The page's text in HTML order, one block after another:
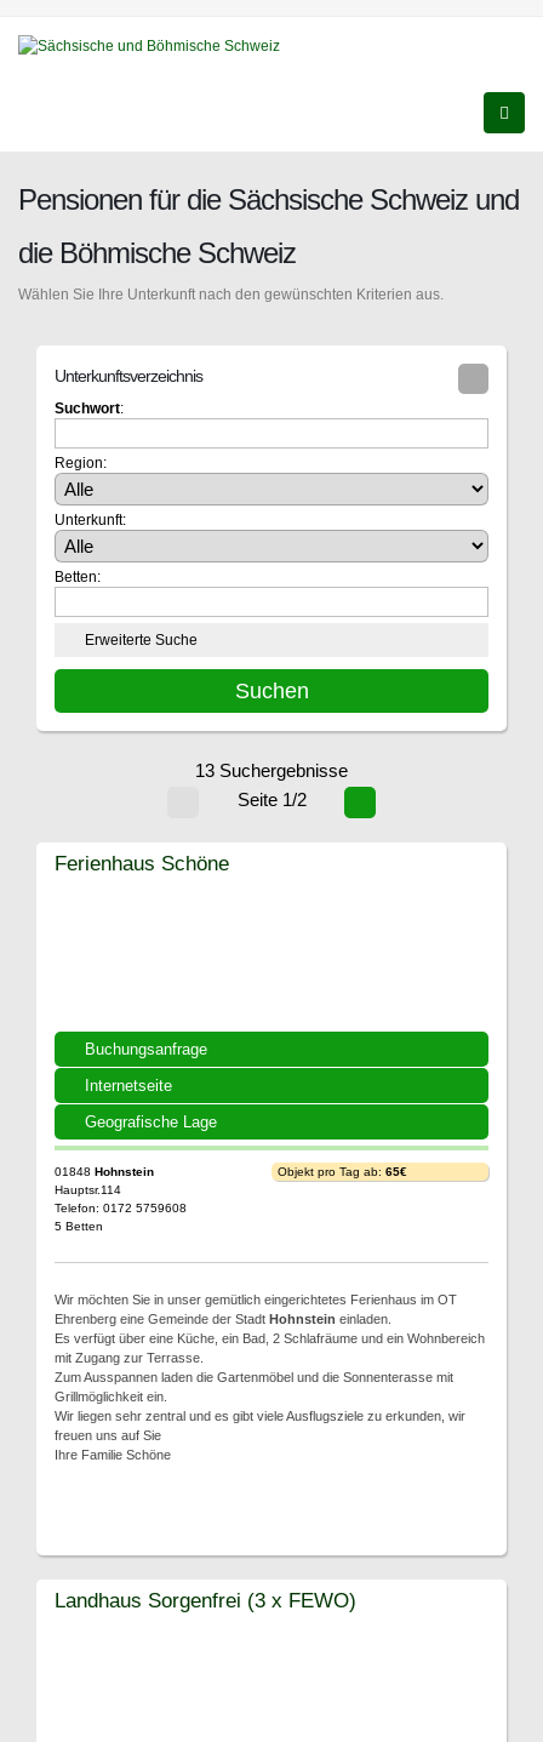
Pensionen für die Sächsische Schweiz und
die Böhmische Schweiz
Wählen Sie Ihre Unterkunft nach den gewünschten Kriterien aus.
Unterkunftsverzeichnis
Suchwort:
Region:
Unterkunft:
Betten:
Erweiterte Suche
13 Suchergebnisse
Seite 1/2
Buchungsanfrage
Internetseite
Geografische Lage
Ferienhaus Schöne
01848 Hohnstein
Hauptsr.114
Telefon: 0172 5759608
5 Betten
Objekt pro Tag ab: 65€
Wir möchten Sie in unser gemütlich eingerichtetes Ferienhaus im OT
Ehrenberg eine Gemeinde der Stadt Hohnstein einladen.
Es verfügt über eine Küche, ein Bad, 2 Schlafräume und ein Wohnbereich
mit Zugang zur Terrasse.
Zum Ausspannen laden die Gartenmöbel und die Sonnenterasse mit
Grillmöglichkeit ein.
Wir liegen sehr zentral und es gibt viele Ausflugsziele zu erkunden, wir
freuen uns auf Sie
Ihre Familie Schöne
Landhaus Sorgenfrei (3 x FEWO)